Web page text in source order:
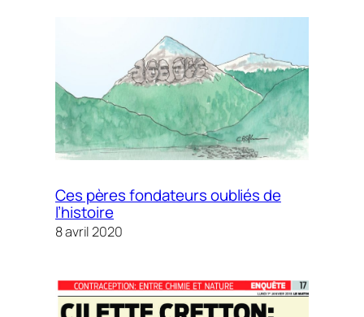
Ces pères fondateurs oubliés de
l’histoire
8 avril 2020